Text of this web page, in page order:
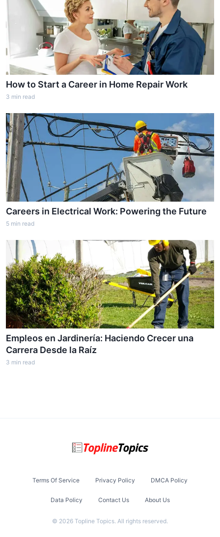
How to Start a Career in Home Repair Work
3 min read
Careers in Electrical Work: Powering the Future
5 min read
Empleos en Jardinería: Haciendo Crecer una
Carrera Desde la Raíz
3 min read
Terms Of Service Privacy Policy DMCA Policy
Data Policy Contact Us About Us
© 2026 Topline Topics. All rights reserved.